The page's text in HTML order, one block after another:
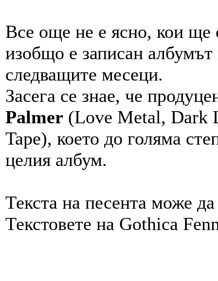
Все още не е ясно, кои ще
изобщо е записан
следващите месеци.
Засега се знае, че
Palmer (Love Metal, Dark
Tape), което до голяма
целия албум.
Текста на песента може
Текстовете на Gothica